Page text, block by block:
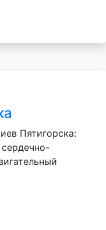
Пятигорска: